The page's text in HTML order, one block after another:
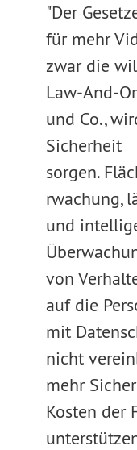
"Der
für mehr
zwar die
Law-And-
und Co.,
Sicherheit
sorgen.
rwachung,
und
von
auf die
mit
nicht
mehr
Kosten der